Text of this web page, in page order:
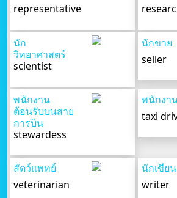
representative
นัก
วิทยาศาสตร์
scientist
นักขาย
seller
พนักงาน
ต้อนรับบนสาย
การบิน
stewardess
พนักงา
taxi
สัตว์แพทย์
veterinarian
นักเขียน
writer